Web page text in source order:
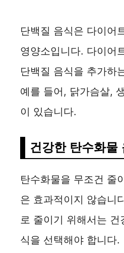
단백질 음식은 다이어
영양소입니다. 다이어
단백질 음식을 추가하
예를 들어, 닭가슴살,
이 있습니다.
건강한 탄수화물
탄수화물을 무조건 줄
은 효과적이지 않습니
로 줄이기 위해서는 건
식을 선택해야 합니다.